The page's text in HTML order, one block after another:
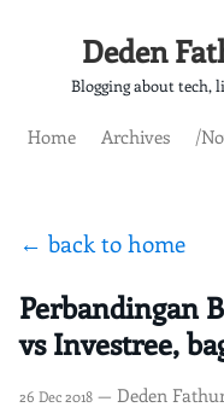
Deden
Blogging about tech,
Home Archives /
← back to home
Perbandingan
vs Investree,
26 Dec 2018 — Deden